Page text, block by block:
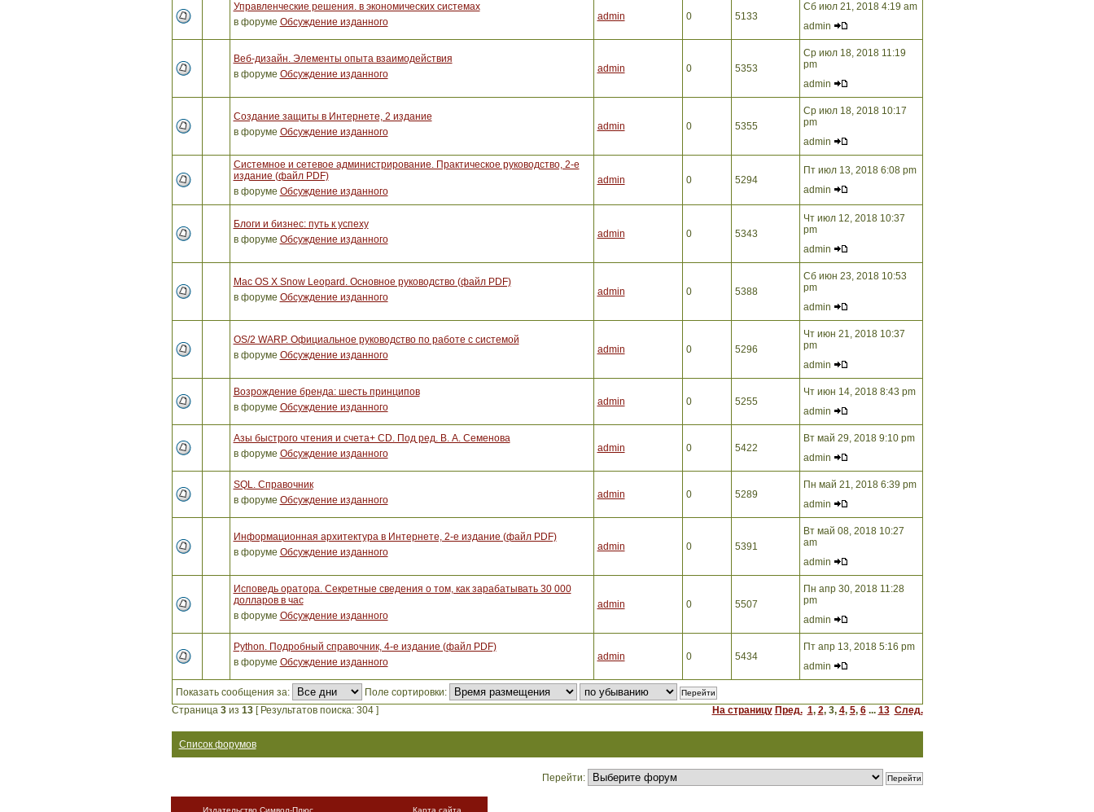
Управленческие решения. в экономических системах
в форуме Обсуждение изданного admin 0 5133
Сб июл 21, 2018 4:19 am
admin
Веб-дизайн. Элементы опыта взаимодействия
в форуме Обсуждение изданного admin 0 5353
Ср июл 18, 2018 11:19
pm
admin
Создание защиты в Интернете, 2 издание
в форуме Обсуждение изданного admin 0 5355
Ср июл 18, 2018 10:17
pm
admin
Системное и сетевое администрирование. Практическое руководство, 2-е
издание (файл PDF)
в форуме Обсуждение изданного
admin 0 5294
Пт июл 13, 2018 6:08 pm
admin
Блоги и бизнес: путь к успеху
в форуме Обсуждение изданного admin 0 5343
Чт июл 12, 2018 10:37
pm
admin
Mac OS X Snow Leopard. Основное руководство (файл PDF)
в форуме Обсуждение изданного admin 0 5388
Сб июн 23, 2018 10:53
pm
admin
OS/2 WARP. Официальное руководство по работе с системой
в форуме Обсуждение изданного admin 0 5296
Чт июн 21, 2018 10:37
pm
admin
Возрождение бренда: шесть принципов
в форуме Обсуждение изданного admin 0 5255
Чт июн 14, 2018 8:43 pm
admin
Азы быстрого чтения и счета+ CD. Под ред. В. А. Семенова
в форуме Обсуждение изданного admin 0 5422
Вт май 29, 2018 9:10 pm
admin
SQL. Справочник
в форуме Обсуждение изданного admin 0 5289
Пн май 21, 2018 6:39 pm
admin
Информационная архитектура в Интернете, 2-е издание (файл PDF)
в форуме Обсуждение изданного admin 0 5391
Вт май 08, 2018 10:27
am
admin
Исповедь оратора. Секретные сведения о том, как зарабатывать 30 000
долларов в час
в форуме Обсуждение изданного
admin 0 5507
Пн апр 30, 2018 11:28
pm
admin
Python. Подробный справочник, 4-е издание (файл PDF)
в форуме Обсуждение изданного admin 0 5434
Пт апр 13, 2018 5:16 pm
admin
Показать сообщения за:
Поле сортировки:
Страница 3из 13[ Результатов поиска: 304 ] На страницу Пред. 1, 2, 3, 4, 5, 6... 13 След.
Список форумов
Перейти:
Карта сайта
Издательство Символ-Плюс